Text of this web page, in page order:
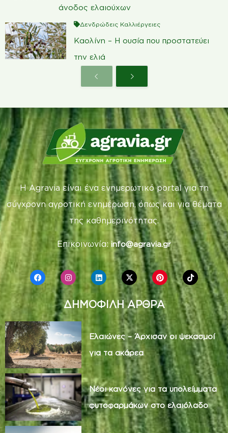
άνοδος ελαιούχων
Δενδρώδεις Καλλιέργειες
Καολίνη – Η ουσία που προστατεύει
την ελιά
Η Agravia είναι ένα ενημερωτικό portal για τη
σύγχρονη αγροτική ενημέρωση, όπως και για θέματα
της καθημερινότητας.
Επικοινωνία: info@agravia.gr
ΔΗΜΟΦΙΛΗ ΑΡΘΡΑ
Ελαιώνες – Άρχισαν οι ψεκασμοί
για τα ακάρεα
Νέοι κανόνες για τα υπολείμματα
φυτοφαρμάκων στο ελαιόλαδο